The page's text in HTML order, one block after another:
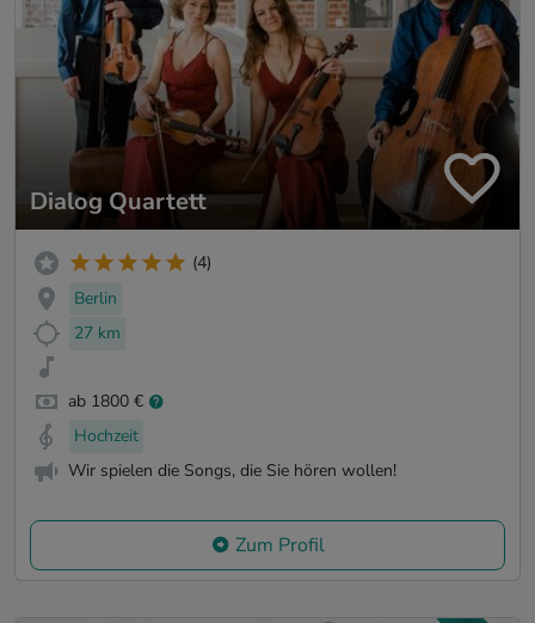
Dialog Quartett
(4)
Berlin
27 km
ab 1800 €
Hochzeit
Wir spielen die Songs, die Sie hören wollen!
Zum Profil